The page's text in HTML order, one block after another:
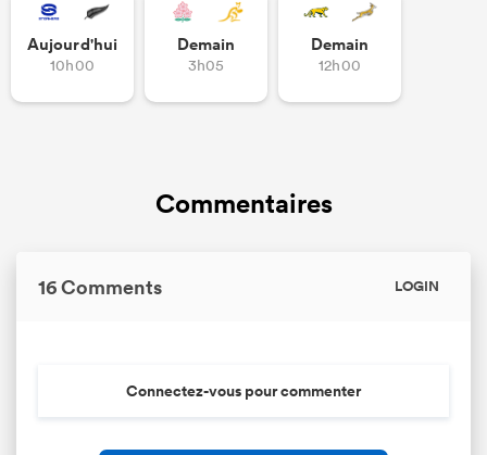
Aujourd'hui
10h00
Demain
3h05
Demain
12h00
Commentaires
16 Comments LOGIN
Connectez-vous pour commenter